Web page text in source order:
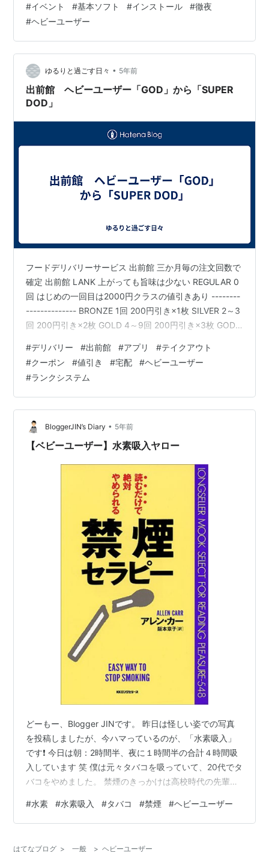
本ソフトに関して思いだしたものがありました。そうそ
う、今では全く話題にならないのですが、基本ソフトの
新しいものが発売されるときには、秋葉原でほぼいつも
と言っていいのか、発売セールが発売日の深夜0時から始
まり、パソコンヘビーユーザーが列をなして訪れるなん
て言うテレビの中継が…
#イベント #基本ソフト #インストール #徹夜
#ヘビーユーザー
ゆるりと過ごす日々 • 5年前
出前館 ヘビーユーザー「GOD」から「SUPER
DOD」
フードデリバリーサービス 出前館 三か月毎の注文回数で
確定 出前館 LANK 上がっても旨味は少ない REGULAR 0
回 はじめの一回目は2000円クラスの値引きあり --------
-------------- BRONZE 1回 200円引き×1枚 SILVER 2～3
回 200円引き×2枚 GOLD 4～9回 200円引き×3枚 GOD
引き×5枚 出前館にはクーポンがある 始めの一回目に限
り最大2000円位の割引がある タイミングによって幅がり
ますが2000円が平均額 クーポンは受取は出前館アプリの
みだと気づく…
#デリバリー #出前館 #アプリ #テイクアウト
#クーポン #値引き #宅配 #ヘビーユーザー
#ランクシステム
BloggerJIN’s Diary • 5年前
【ベビーユーザー】水素吸入ヤロー
どーもー、Blogger JINです。 昨日は怪しい姿での写真
を投稿しましたが、今ハマっているのが、「水素吸入」
です❗️ 今日は朝：2時間半、夜に１時間半の合計４時間吸
入しています 笑 僕は元々タバコを吸っていて、20代でタ
バコをやめました。 禁煙のきっかけは高校時代の先輩か
禁煙できないと思って使ったのが大定番のこの商品です
笑 『禁煙セラピー』という本でーす 下に紹介しますね♪
#水素 #水素吸入 #タバコ #禁煙 #ヘビーユーザー
はてなブログ > 一般 > ヘビーユーザー